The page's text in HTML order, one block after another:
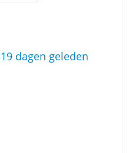
dagen geleden